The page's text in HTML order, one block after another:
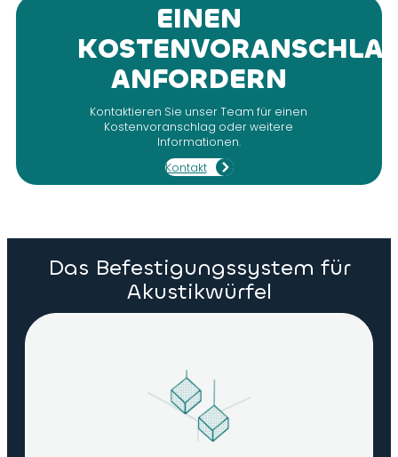
EINEN
ANFORDERN
Kontaktieren Sie unser Team für einen
Kostenvoranschlag oder weitere
Informationen.
Kontakt
Das Befestigungssystem für
Akustikwürfel